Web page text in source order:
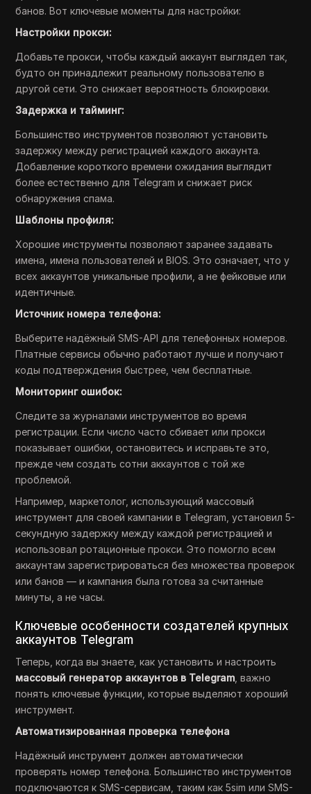
банов. Вот ключевые моменты для настройки:
Настройки прокси:
Добавьте прокси, чтобы каждый аккаунт выглядел так,
будто он принадлежит реальному пользователю в
другой сети. Это снижает вероятность блокировки.
Задержка и тайминг:
Большинство инструментов позволяют установить
задержку между регистрацией каждого аккаунта.
Добавление короткого времени ожидания выглядит
более естественно для Telegram и снижает риск
обнаружения спама.
Шаблоны профиля:
Хорошие инструменты позволяют заранее задавать
имена, имена пользователей и BIOS. Это означает, что у
всех аккаунтов уникальные профили, а не фейковые или
идентичные.
Источник номера телефона:
Выберите надёжный SMS-API для телефонных номеров.
Платные сервисы обычно работают лучше и получают
коды подтверждения быстрее, чем бесплатные.
Мониторинг ошибок:
Следите за журналами инструментов во время
регистрации. Если число часто сбивает или прокси
показывает ошибки, остановитесь и исправьте это,
прежде чем создать сотни аккаунтов с той же
проблемой.
Например, маркетолог, использующий массовый
инструмент для своей кампании в Telegram, установил 5-
секундную задержку между каждой регистрацией и
использовал ротационные прокси. Это помогло всем
аккаунтам зарегистрироваться без множества проверок
или банов — и кампания была готова за считанные
минуты, а не часы.
Ключевые особенности создателей крупных
аккаунтов Telegram
Теперь, когда вы знаете, как установить и настроить
массовый генератор аккаунтов в Telegram , важно
понять ключевые функции, которые выделяют хороший
инструмент.
Автоматизированная проверка телефона
Надёжный инструмент должен автоматически
проверять номер телефона. Большинство инструментов
подключаются к SMS-сервисам, таким как 5sim или SMS-